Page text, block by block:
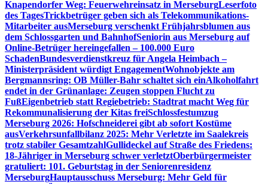
Knapendorfer Weg: Feuerwehreinsatz in MerseburgLeserfoto
des TagesTrickbetrüger geben sich als Telekommunikations-
Mitarbeiter ausMerseburg verschenkt Frühjahrsblumen aus
dem Schlossgarten und BahnhofSeniorin aus Merseburg auf
Online-Betrüger hereingefallen – 100.000 Euro
SchadenBundesverdienstkreuz für Angela Heimbach –
Ministerpräsident würdigt EngagementWohnobjekte am
Bergmannsring: OB Müller-Bahr schaltet sich einAlkoholfahrt
endet in der Grünanlage: Zeugen stoppen Flucht zu
FußEigenbetrieb statt Regiebetrieb: Stadtrat macht Weg für
Rekommunalisierung der Kitas freiSchlossfestumzug
Merseburg 2026: Hofschneiderei gibt ab sofort Kostüme
ausVerkehrsunfallbilanz 2025: Mehr Verletzte im Saalekreis
trotz stabiler GesamtzahlGullideckel auf Straße des Friedens:
18-Jähriger in Merseburg schwer verletztOberbürgermeister
gratuliert: 101. Geburtstag in der Seniorenresidenz
MerseburgHauptausschuss Merseburg: Mehr Geld für